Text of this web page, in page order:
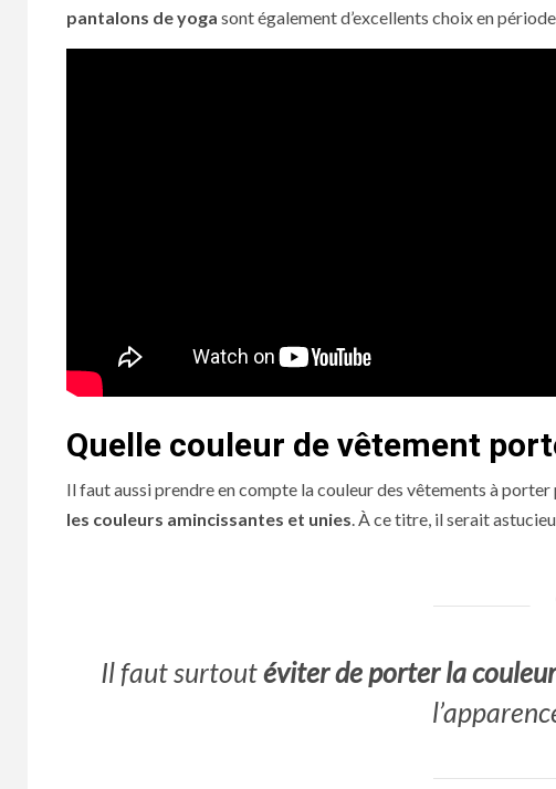
pantalons de yoga sont également d’excellents choix en
Quelle couleur de vêtement
Il faut aussi prendre en compte la couleur des vêtements à
les couleurs amincissantes et unies. À ce titre, il serait
Il faut surtoutéviter de porter la